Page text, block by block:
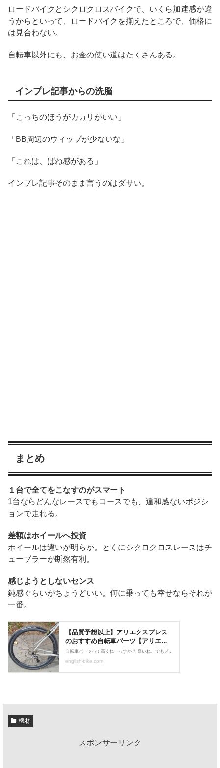
ロードバイクとシクロクロスバイクで、いくら加速感が違
うからといって、ロードバイクを揃えたところで、価格に
は見合わない。
自転車以外にも、お金の使い道はたくさんある。
インプレ記事からの洗脳
「こっちのほうがカカリがいい」
「BB周辺のウィップが少ないな」
「これは、ばね感がある」
インプレ記事そのまま言うのはダサい。
まとめ
１台で全てをこなすのがスマート
1台ならどんなレースでもコースでも、違和感ないポジシ
ョンで走れる。
差額はホイールへ投資
ホイールは違いが明らか。とくにシクロクロスレースはチ
ューブラーが断然有利。
感じようとしないセンス
鈍感ぐらいがちょうどいい。何に乗っても幸せならそれが
一番。
機材
スポンサーリンク